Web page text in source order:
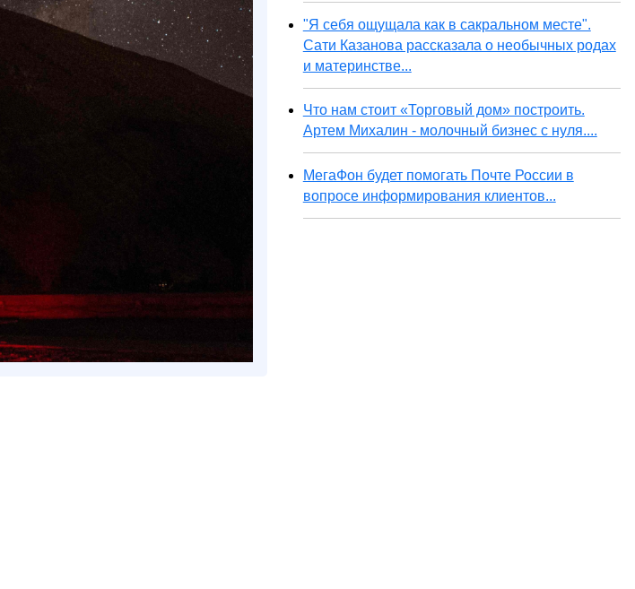
"Я себя ощущала как в сакральном месте".
Сати Казанова рассказала о необычных родах
и материнстве...
Что нам стоит «Торговый дом» построить.
Артем Михалин - молочный бизнес с нуля....
МегаФон будет помогать Почте России в
вопросе информирования клиентов...